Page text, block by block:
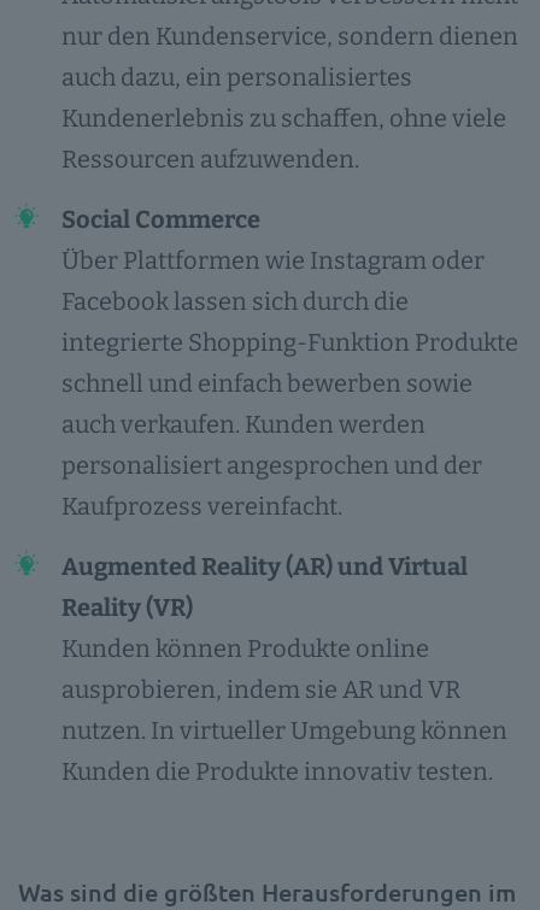
nur den Kundenservice, sondern dienen
auch dazu, ein personalisiertes
Kundenerlebnis zu schaffen, ohne viele
Ressourcen aufzuwenden.
Social Commerce
Über Plattformen wie Instagram oder
Facebook lassen sich durch die
integrierte Shopping-Funktion Produkte
schnell und einfach bewerben sowie
auch verkaufen. Kunden werden
personalisiert angesprochen und der
Kaufprozess vereinfacht.
Augmented Reality (AR) und Virtual
Reality (VR)
Kunden können Produkte online
ausprobieren, indem sie AR und VR
nutzen. In virtueller Umgebung können
Kunden die Produkte innovativ testen.
Was sind die größten Herausforderungen im